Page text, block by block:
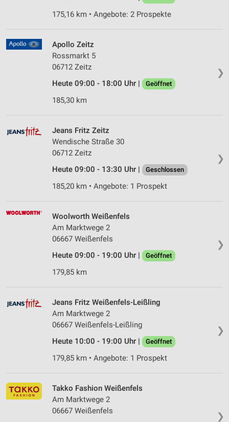
175,16 km • Angebote: 2 Prospekte
❯
Apollo Zeitz
Rossmarkt 5
06712 Zeitz
Heute 09:00 - 18:00 Uhr |
Geöffnet
185,30 km
❯
Jeans Fritz Zeitz
Wendische Straße 30
06712 Zeitz
Heute 09:00 - 13:30 Uhr |
Geschlossen
185,20 km • Angebote: 1 Prospekt
❯
Woolworth Weißenfels
Am Marktwege 2
06667 Weißenfels
Heute 09:00 - 19:00 Uhr |
Geöffnet
179,85 km
❯
Jeans Fritz Weißenfels-Leißling
Am Marktwege 2
06667 Weißenfels-Leißling
Heute 10:00 - 19:00 Uhr |
Geöffnet
179,85 km • Angebote: 1 Prospekt
❯
Takko Fashion Weißenfels
Am Marktwege 2
06667 Weißenfels